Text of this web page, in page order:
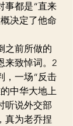
事都是“直来
决定了他命
之前所做的
来致悼词。2
，一场“反击
中华大地上
听说外交部
真为老乔捏